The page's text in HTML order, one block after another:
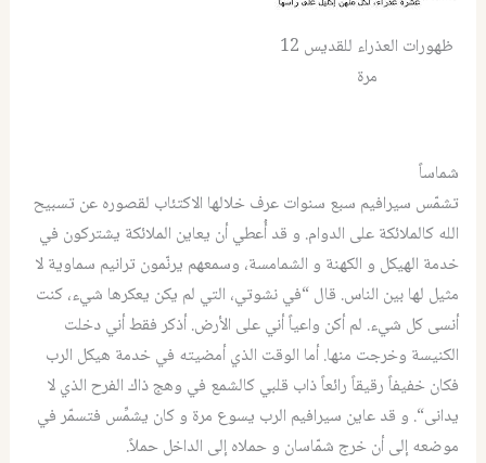
ظهورات العذراء للقديس 12
مرة
شماساً
تشمّس سيرافيم سبع سنوات عرف خلالها الاكتئاب لقصوره عن تسبيح
الله كالملائكة على الدوام. و قد أُعطي أن يعاين الملائكة يشتركون في
خدمة الهيكل و الكهنة و الشمامسة، وسمعهم يرنّمون ترانيم سماوية لا
مثيل لها بين الناس. قال“في نشوتي، التي لم يكن يعكرها شيء، كنت
أنسى كل شيء. لم أكن واعياً أني على الأرض.أذكر فقط أني دخلت
الكنيسة وخرجت منها.أما الوقت الذي أمضيته في خدمة هيكل الرب
فكان خفيفاً رقيقاً رائعاًذاب قلبي كالشمع في وهج ذاك الفرح الذي لا
يدانى“. و قد عاين سيرافيم الرب يسوع مرة و كان يشمِّس فتسمّر في
موضعه إلى أن خرج شمّاسان و حملاه إلى الداخل حملاً.